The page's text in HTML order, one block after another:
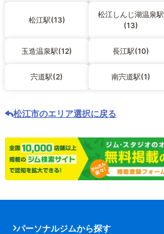
松江駅(13)
松江しんじ湖温泉駅
(13)
玉造温泉駅(12) 長江駅(10)
宍道駅(2) 南宍道駅(1)
松江市のエリア選択に戻る
パーソナルジムから探す